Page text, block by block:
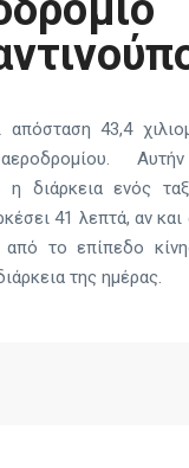
απόσταση 43,4
η διάρκεια ενός
41 λεπτά, αν και
το επίπεδο
της ημέρας.